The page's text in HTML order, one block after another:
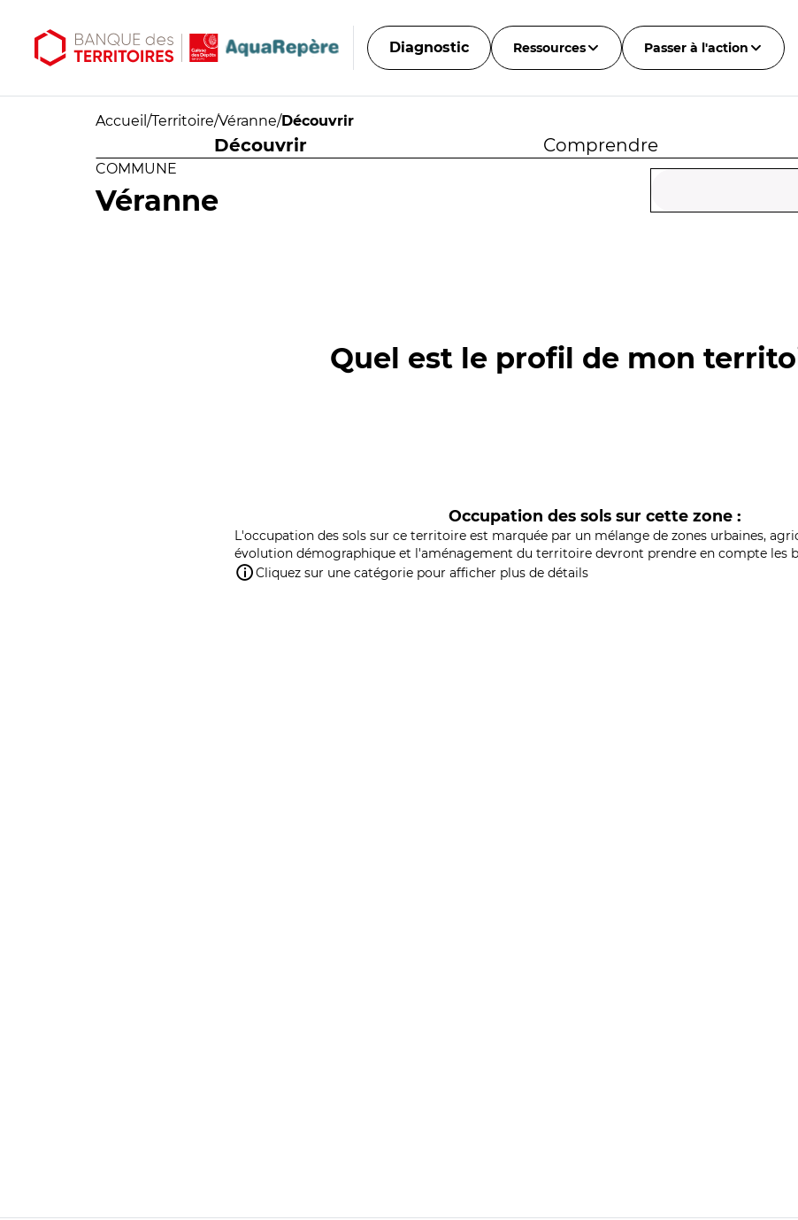
Diagnostic Ressources Passer à l'action
Accueil /Territoire/Véranne/Découvrir
Découvrir Comprendre
COMMUNE
Véranne
Quel est le profil de mon
Occupation des sols sur cette zone :
L'occupation des sols sur ce territoire est marquée par un mélange de zones urbaines,
évolution démographique et l'aménagement du territoire devront prendre en compte les
Cliquez sur une catégorie pour afficher plus de détails